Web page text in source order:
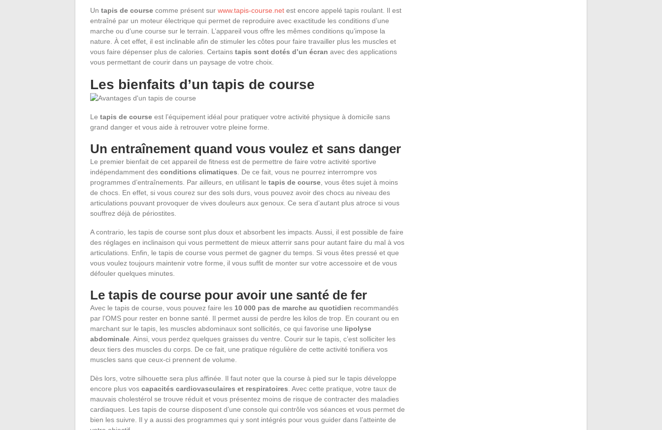
Un tapis de course comme présent sur www.tapis-course.net est encore appelé tapis roulant. Il est
entraîné par un moteur électrique qui permet de reproduire avec exactitude les conditions d’une
marche ou d’une course sur le terrain. L’appareil vous offre les mêmes conditions qu’impose la
nature. À cet effet, il est inclinable afin de stimuler les côtes pour faire travailler plus les muscles et
vous faire dépenser plus de calories. Certains tapis sont dotés d’un écran avec des applications
vous permettant de courir dans un paysage de votre choix.
Les bienfaits d’un tapis de course
Le tapis de course est l’équipement idéal pour pratiquer votre activité physique à domicile sans
grand danger et vous aide à retrouver votre pleine forme.
Un entraînement quand vous voulez et sans danger
Le premier bienfait de cet appareil de fitness est de permettre de faire votre activité sportive
indépendamment des conditions climatiques . De ce fait, vous ne pourrez interrompre vos
programmes d’entraînements. Par ailleurs, en utilisant le tapis de course , vous êtes sujet à moins
de chocs. En effet, si vous courez sur des sols durs, vous pouvez avoir des chocs au niveau des
articulations pouvant provoquer de vives douleurs aux genoux. Ce sera d’autant plus atroce si vous
souffrez déjà de périostites.
A contrario, les tapis de course sont plus doux et absorbent les impacts. Aussi, il est possible de faire
des réglages en inclinaison qui vous permettent de mieux atterrir sans pour autant faire du mal à vos
articulations. Enfin, le tapis de course vous permet de gagner du temps. Si vous êtes pressé et que
vous voulez toujours maintenir votre forme, il vous suffit de monter sur votre accessoire et de vous
défouler quelques minutes.
Le tapis de course pour avoir une santé de fer
Avec le tapis de course, vous pouvez faire les 10 000 pas de marche au quotidien recommandés
par l’OMS pour rester en bonne santé. Il permet aussi de perdre les kilos de trop. En courant ou en
marchant sur le tapis, les muscles abdominaux sont sollicités, ce qui favorise une lipolyse
abdominale . Ainsi, vous perdez quelques graisses du ventre. Courir sur le tapis, c’est solliciter les
deux tiers des muscles du corps. De ce fait, une pratique régulière de cette activité tonifiera vos
muscles sans que ceux-ci prennent de volume.
Dès lors, votre silhouette sera plus affinée. Il faut noter que la course à pied sur le tapis développe
encore plus vos capacités cardiovasculaires et respiratoires . Avec cette pratique, votre taux de
mauvais cholestérol se trouve réduit et vous présentez moins de risque de contracter des maladies
cardiaques. Les tapis de course disposent d’une console qui contrôle vos séances et vous permet de
bien les suivre. Il y a aussi des programmes qui y sont intégrés pour vous guider dans l’atteinte de